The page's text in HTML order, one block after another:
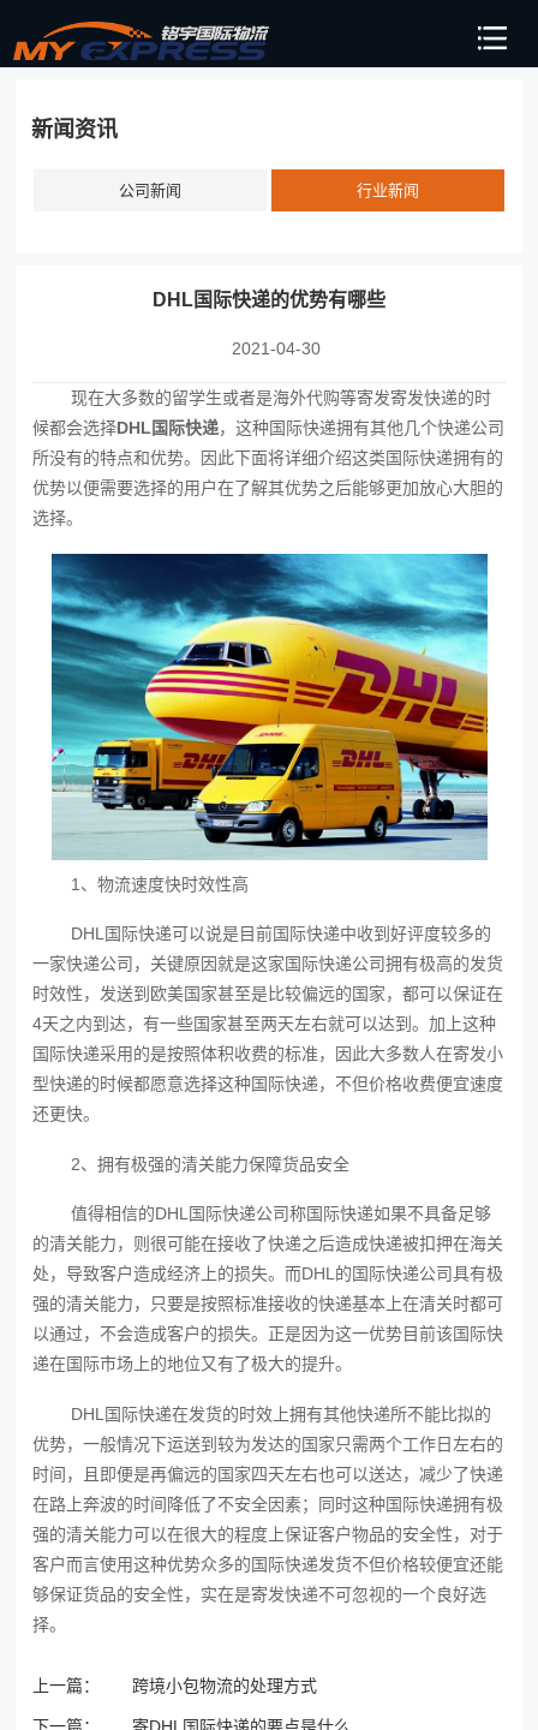
新闻资讯
公司新闻 行业新闻
DHL国际快递的优势有哪些
2021-04-30
现在大多数的留学生或者是海外代购等寄发寄发快递的时
候都会选择DHL国际快递，这种国际快递拥有其他几个快递公司
所没有的特点和优势。因此下面将详细介绍这类国际快递拥有的
优势以便需要选择的用户在了解其优势之后能够更加放心大胆的
选择。
1、物流速度快时效性高
DHL国际快递可以说是目前国际快递中收到好评度较多的
一家快递公司，关键原因就是这家国际快递公司拥有极高的发货
时效性，发送到欧美国家甚至是比较偏远的国家，都可以保证在
4天之内到达，有一些国家甚至两天左右就可以达到。加上这种
国际快递采用的是按照体积收费的标准，因此大多数人在寄发小
型快递的时候都愿意选择这种国际快递，不但价格收费便宜速度
还更快。
2、拥有极强的清关能力保障货品安全
值得相信的DHL国际快递公司称国际快递如果不具备足够
的清关能力，则很可能在接收了快递之后造成快递被扣押在海关
处，导致客户造成经济上的损失。而DHL的国际快递公司具有极
强的清关能力，只要是按照标准接收的快递基本上在清关时都可
以通过，不会造成客户的损失。正是因为这一优势目前该国际快
递在国际市场上的地位又有了极大的提升。
DHL国际快递在发货的时效上拥有其他快递所不能比拟的
优势，一般情况下运送到较为发达的国家只需两个工作日左右的
时间，且即便是再偏远的国家四天左右也可以送达，减少了快递
在路上奔波的时间降低了不安全因素；同时这种国际快递拥有极
强的清关能力可以在很大的程度上保证客户物品的安全性，对于
客户而言使用这种优势众多的国际快递发货不但价格较便宜还能
够保证货品的安全性，实在是寄发快递不可忽视的一个良好选
择。
上一篇： 跨境小包物流的处理方式